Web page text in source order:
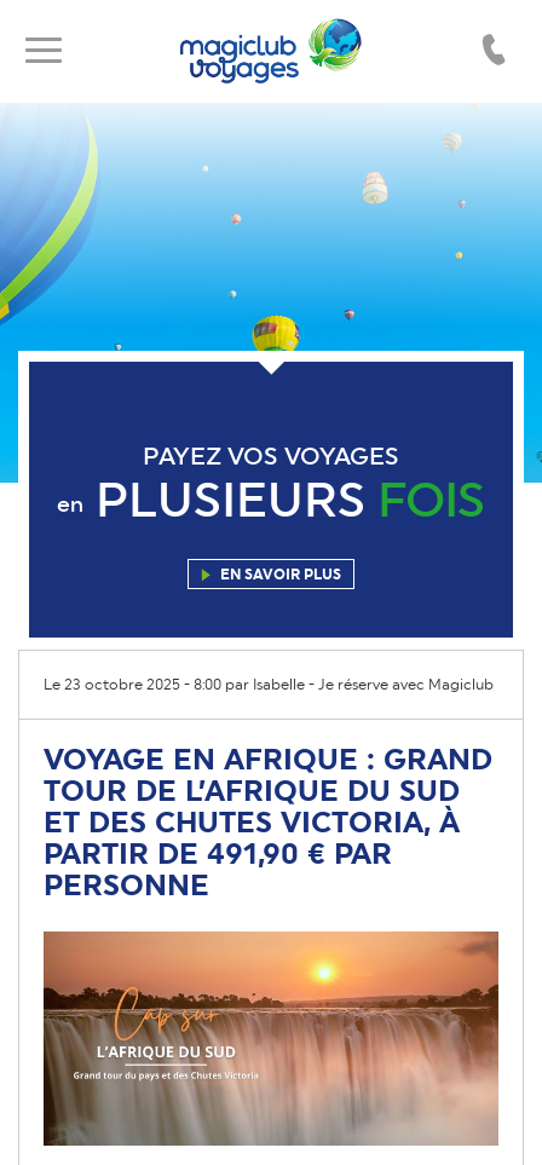
Toggle
Toggle
navigation
PAYEZ VOS VOYAGES
en PLUSIEURS FOIS
EN SAVOIR PLUS
Le 23 octobre 2025 - 8:00 par Isabelle - Je réserve avec Magiclub
VOYAGE EN AFRIQUE : GRAND
TOUR DE L’AFRIQUE DU SUD
ET DES CHUTES VICTORIA, À
PARTIR DE 491,90 € PAR
PERSONNE